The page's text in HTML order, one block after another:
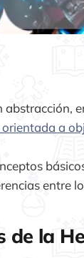
abstracción,
a
entre
de la